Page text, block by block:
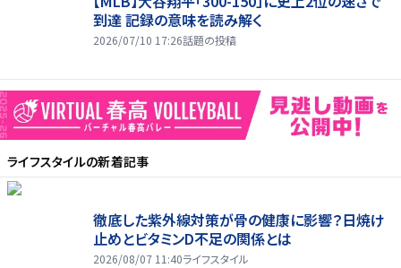
到達 記録の意味を読み解く
2026/07/10 17:26話題の投稿
ライフスタイルの新着記事
徹底した紫外線対策が骨の健康に影響？日焼け
止めとビタミンD不足の関係とは
2026/08/07 11:40ライフスタイル